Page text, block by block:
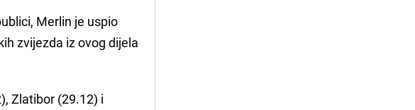
Merlin je uspio
zvijezda iz ovog dijela
Zlatibor (29.12) i